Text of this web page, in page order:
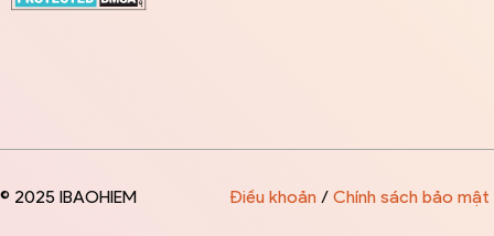
© 2025 IBAOHIEM Điều khoản/ Chính sách bảo mật